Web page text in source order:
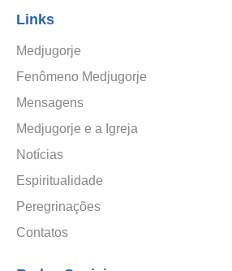
Links
Medjugorje
Fenômeno Medjugorje
Mensagens
Medjugorje e a Igreja
Notícias
Espiritualidade
Peregrinações
Contatos